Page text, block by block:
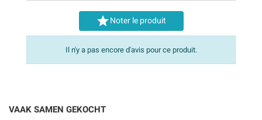
Noter le produit
Il n'y a pas encore d'avis pour ce produit.
VAAK SAMEN GEKOCHT